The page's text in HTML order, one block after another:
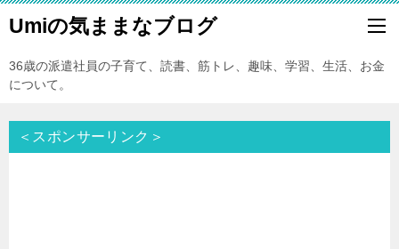
Umiの気ままなブログ
36歳の派遣社員の子育て、読書、筋トレ、趣味、学習、生活、お金
について。
＜スポンサーリンク＞